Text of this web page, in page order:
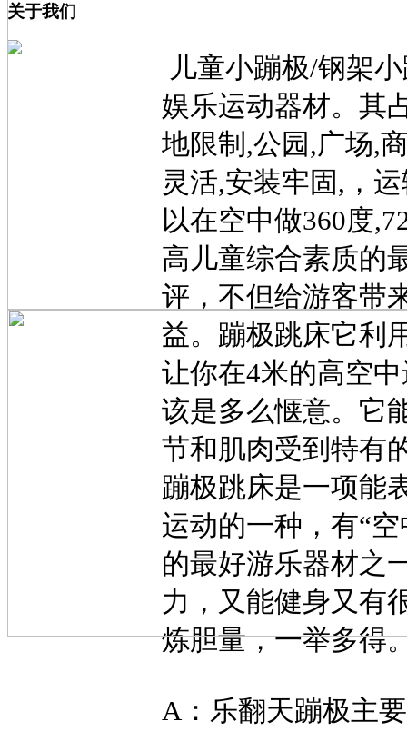
关于我们
儿童小蹦极/钢架
娱乐运动器材。其
地限制,公园,广场,
灵活,安装牢固,，
以在空中做360度
高儿童综合素质的
评，不但给游客带
益。蹦极跳床它利
让你在4米的高空
该是多么惬意。它
节和肌肉受到特有
蹦极跳床是一项能
运动的一种，有“
的最好游乐器材之
力，又能健身又有
炼胆量，一举多得
A：乐翻天蹦极主